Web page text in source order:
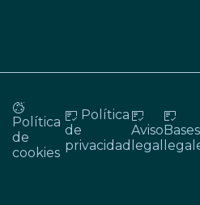
Política
de
cookies
Política
de
privacidad
Aviso
legal
Bases